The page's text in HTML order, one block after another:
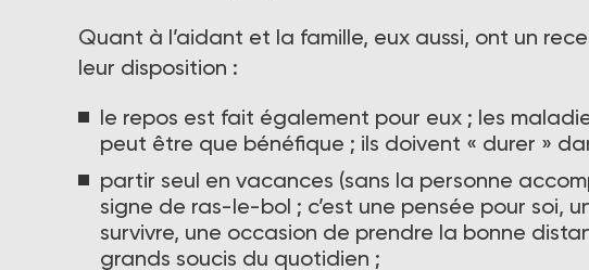
Quant à l’aidant et la famille, eux aussi, ont un
leur disposition :
le repos est fait également pour eux ; les
peut être que bénéfique ; ils doivent « durer »
partir seul en vacances (sans la personne
signe de ras-le-bol ; c’est une pensée pour soi,
survivre, une occasion de prendre la bonne
grands soucis du quotidien ;